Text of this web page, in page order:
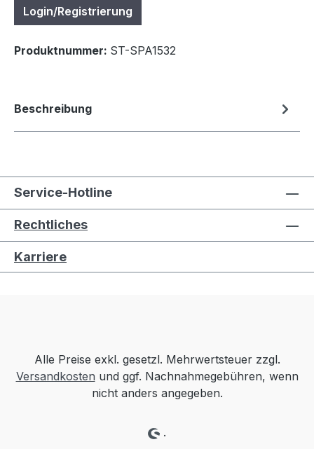
Login/Registrierung
Produktnummer: ST-SPA1532
Beschreibung
Service-Hotline
Rechtliches
Karriere
Alle Preise exkl. gesetzl. Mehrwertsteuer zzgl.
Versandkosten und ggf. Nachnahmegebühren, wenn
nicht anders angegeben.
.